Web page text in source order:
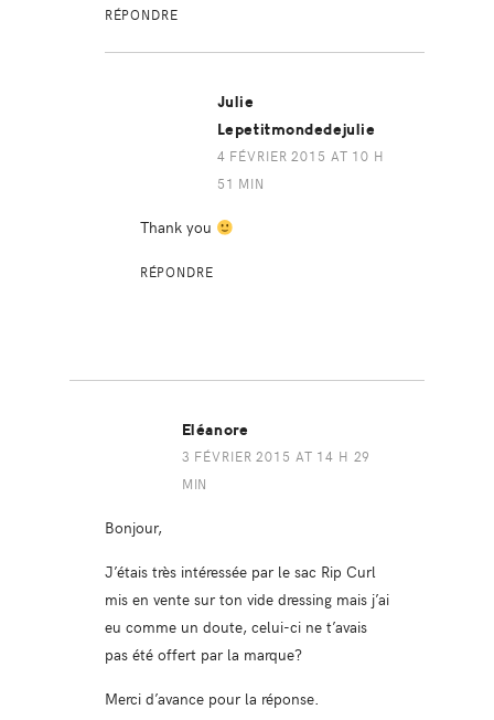
RÉPONDRE
Julie
Lepetitmondedejulie
4 FÉVRIER 2015 AT 10 H
51 MIN
Thank you
RÉPONDRE
Eléanore
3 FÉVRIER 2015 AT 14 H 29
MIN
Bonjour,
J’étais très intéressée par le sac Rip Curl
mis en vente sur ton vide dressing mais j’ai
eu comme un doute, celui-ci ne t’avais
pas été offert par la marque?
Merci d’avance pour la réponse.